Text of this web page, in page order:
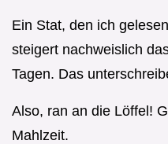
Ein Stat, den ich
steigert nachweislich
Tagen. Das
Also, ran an die Löffel!
Mahlzeit.